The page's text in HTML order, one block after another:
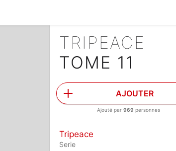
TRIPEACE
TOME 11
AJOUTER
Ajouté par 969 personnes
Tripeace
Serie